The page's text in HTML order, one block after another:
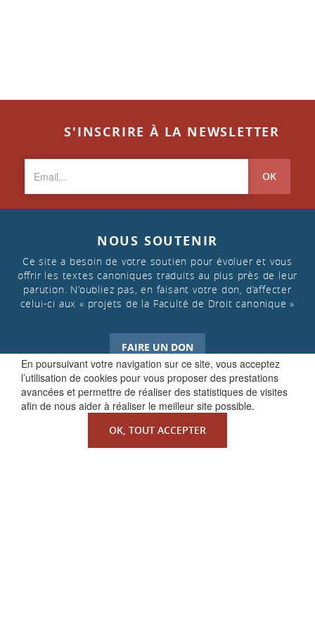
En poursuivant votre navigation sur ce site, vous acceptez
l’utilisation de cookies pour vous proposer des prestations
avancées et permettre de réaliser des statistiques de visites
afin de nous aider à réaliser le meilleur site possible.
OK, TOUT ACCEPTER
S'INSCRIRE À LA NEWSLETTER
OK
NOUS SOUTENIR
Ce site a besoin de votre soutien pour évoluer et vous
offrir les textes canoniques traduits au plus près de leur
parution. N’oubliez pas, en faisant votre don, d’affecter
celui-ci aux « projets de la Faculté de Droit canonique »
FAIRE UN DON